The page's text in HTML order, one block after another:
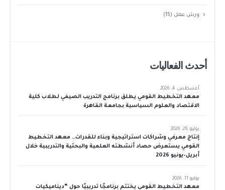
ورش عمل (15)
أحدث الفعاليات
معهد التخطيط القومي يطلق برنامج التدريب الصيفي لطلاب كلية
الاقتصاد والعلوم السياسية بجامعة القاهرة
أغسطس 4, 2026
إنتاج معرفي وشراكات استراتيجية وبناء للقدرات… معهد التخطيط
القومي يستعرض حصاد أنشطته العلمية والبحثية والتدريبية خلال
أبريل–يونيو 2026
يوليو 28, 2026
معهد التخطيط القومي يختتم برنامجًا تدريبيًا حول “ديناميكيات
يوليو 11, 2026